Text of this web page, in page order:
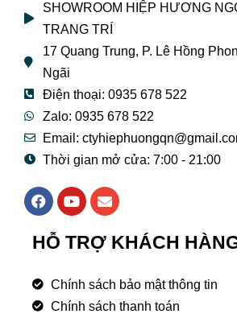
SHOWROOM HIỆP HƯƠNG
TRANG TRÍ
17 Quang Trung, P. Lê Hồng
Ngãi
Điện thoại: 0935 678 522
Zalo: 0935 678 522
Email:
Thời gian mở cửa: 7:00 - 21:00
F
a
e
b
o
k
Y
o
t
u
e
E
n
e
l
p
e
HỖ TRỢ KHÁCH
Chính sách bảo mật thông tin
Chính sách thanh toán